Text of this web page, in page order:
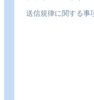
送信規律に関する事